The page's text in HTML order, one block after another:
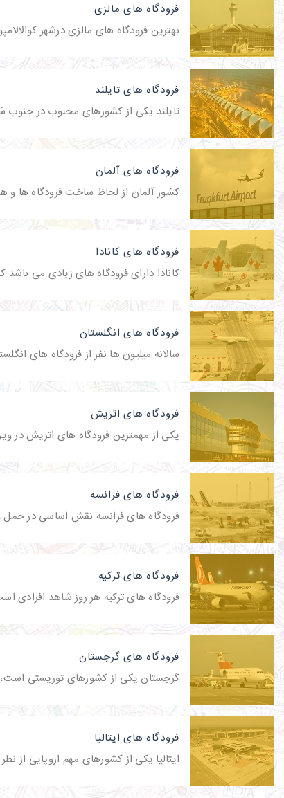
فرودگاه های مالزی
بهترین فرودگاه های مالزی درشهر
فرودگاه های تایلند
تایلند یکی از کشورهای محبوب در جنوب
فرودگاه های آلمان
کشور آلمان از لحاظ ساخت فرودگاه ها
فرودگاه های کانادا
کانادا دارای فرودگاه های زیادی می
فرودگاه های انگلستان
سالانه میلیون ها نفر از فرودگاه های
فرودگاه های اتریش
یکی از مهمترین فرودگاه های اتریش در
فرودگاه های فرانسه
فرودگاه های فرانسه نقش اساسی در حمل
فرودگاه های ترکیه
فرودگاه های ترکیه هر روز شاهد افرادی
فرودگاه های گرجستان
گرجستان یکی از کشورهای توریستی است،
فرودگاه های ایتالیا
ایتالیا یکی از کشورهای مهم اروپایی